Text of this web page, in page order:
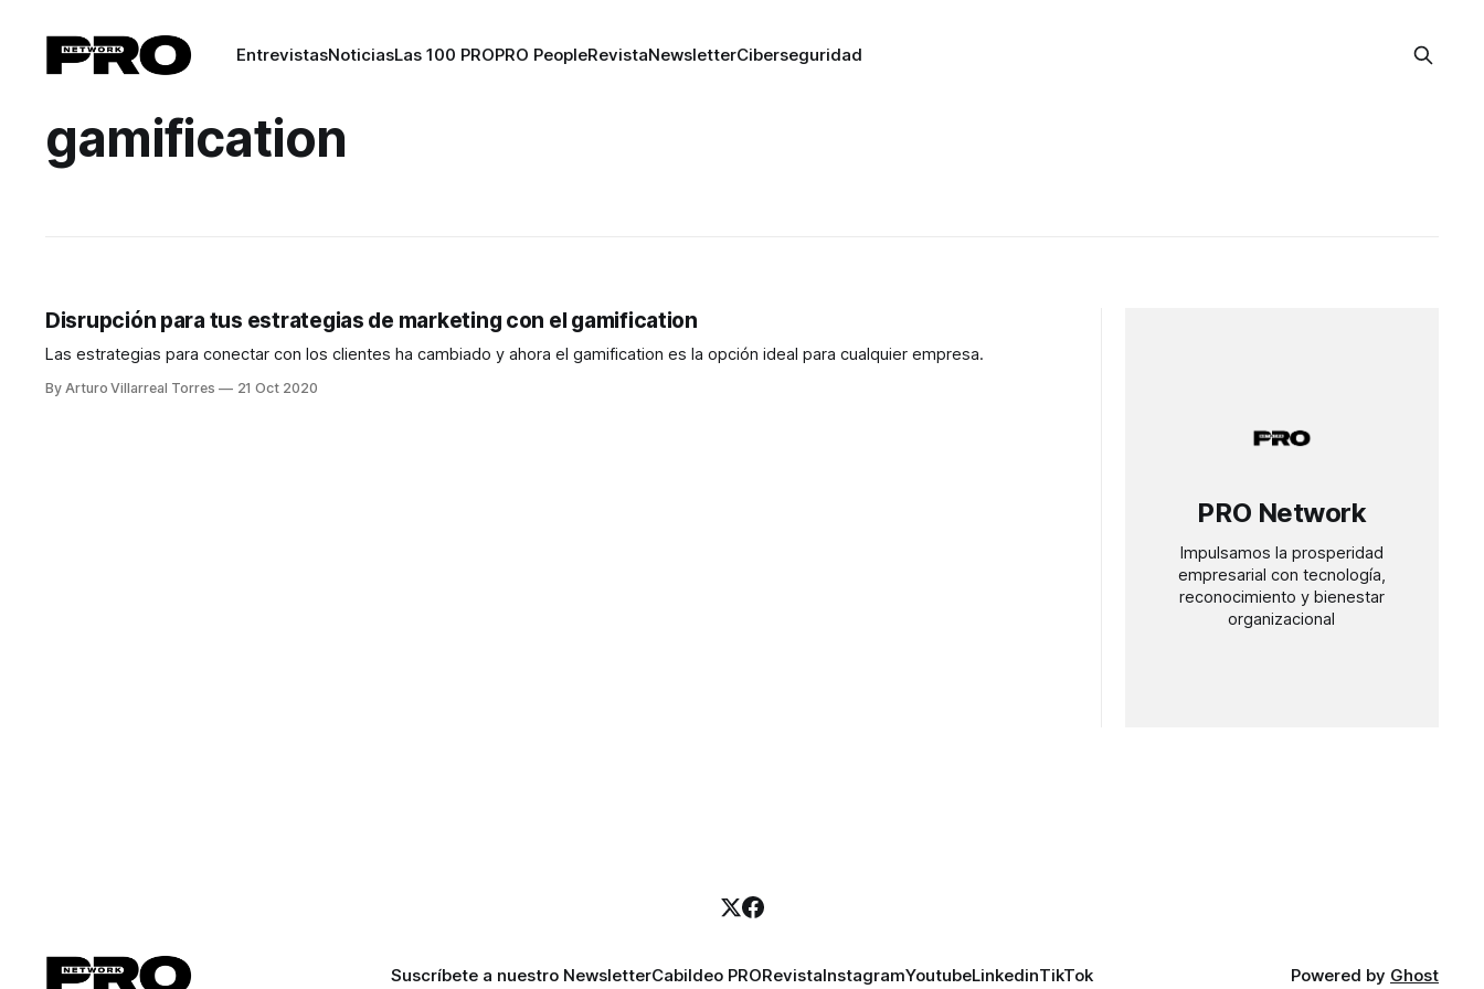
EntrevistasNoticiasLas 100 PROPRO PeopleRevistaNewsletterCiberseguridad
gamification
Disrupción para tus estrategias de marketing con el gamification
Las estrategias para conectar con los clientes ha cambiado y ahora el gamification es la opción ideal para cualquier empresa.
By Arturo Villarreal Torres 21 Oct 2020
PRO Network
Impulsamos la prosperidad
empresarial con tecnología,
reconocimiento y bienestar
organizacional
Suscríbete a nuestro NewsletterCabildeo PRORevistaInstagramYoutubeLinkedinTikTok Powered by Ghost